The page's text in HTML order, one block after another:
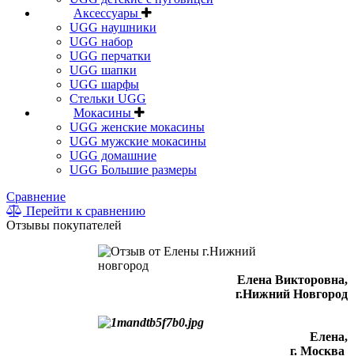
Аксессуары
UGG наушники
UGG набор
UGG перчатки
UGG шапки
UGG шарфы
Стельки UGG
Мокасины
UGG женские мокасины
UGG мужские мокасины
UGG домашние
UGG Большие размеры
Сравнение
Перейти к сравнению
Отзывы покупателей
Елена Викторовна,
г.Нижний Новгород
Елена,
г. Москва